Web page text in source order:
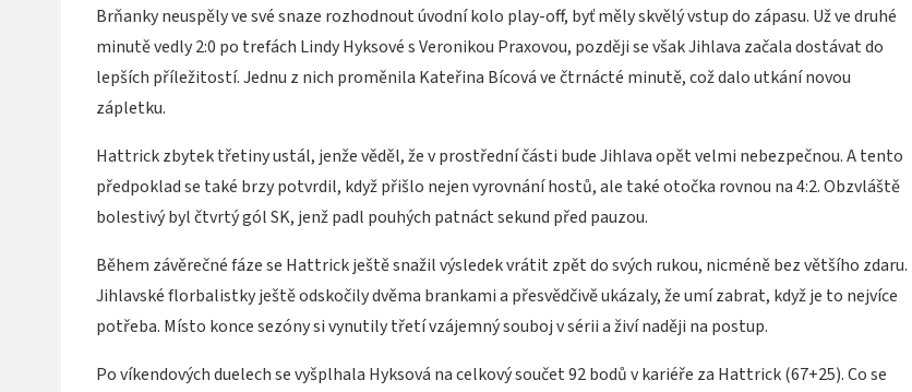
Brňanky neuspěly ve své snaze rozhodnout úvodní kolo play-off, byť měly skvělý vstup do zápasu. Už ve druhé
minutě vedly 2:0 po trefách Lindy Hyksové s Veronikou Praxovou, později se však Jihlava začala dostávat do
lepších příležitostí. Jednu z nich proměnila Kateřina Bícová ve čtrnácté minutě, což dalo utkání novou
zápletku.
Hattrick zbytek třetiny ustál, jenže věděl, že v prostřední části bude Jihlava opět velmi nebezpečnou. A tento
předpoklad se také brzy potvrdil, když přišlo nejen vyrovnání hostů, ale také otočka rovnou na 4:2. Obzvláště
bolestivý byl čtvrtý gól SK, jenž padl pouhých patnáct sekund před pauzou.
Během závěrečné fáze se Hattrick ještě snažil výsledek vrátit zpět do svých rukou, nicméně bez většího zdaru.
Jihlavské florbalistky ještě odskočily dvěma brankami a přesvědčivě ukázaly, že umí zabrat, když je to nejvíce
potřeba. Místo konce sezóny si vynutily třetí vzájemný souboj v sérii a živí naději na postup.
Po víkendových duelech se vyšplhala Hyksová na celkový součet 92 bodů v kariéře za Hattrick (67+25). Co se